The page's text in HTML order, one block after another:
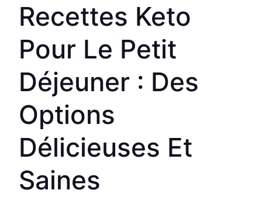
Recettes Keto
Pour Le Petit
Déjeuner : Des
Options
Délicieuses Et
Saines